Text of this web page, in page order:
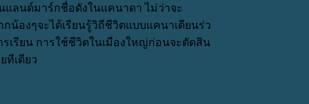
ลนด์มาร์กชื่อดังในแคนาดา ไม่ว่าจะ
น้องๆจะได้เรียนรู้วิถีชีวิตแบบแคนาเดียนร่ว
เรียน การใช้ชีวิตในเมืองใหญ่ก่อนจะตัดสิน
ทีเดียว